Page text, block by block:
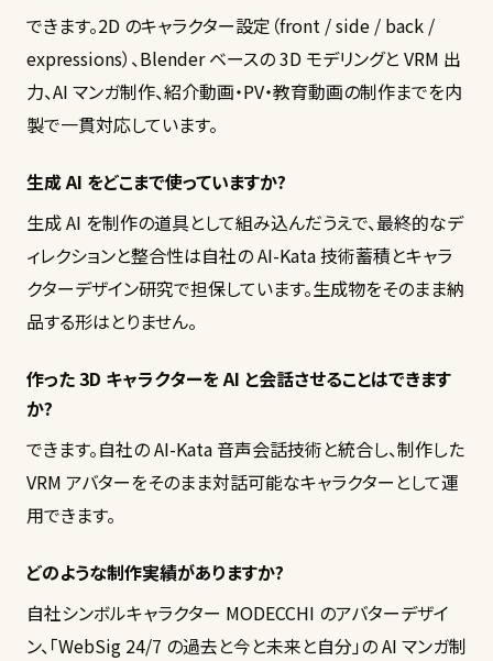
できます。2D のキャラクター設定（front / side / back /
expressions）、Blender ベースの 3D モデリングと VRM 出
力、AI マンガ制作、紹介動画・PV・教育動画の制作までを内
生成 AI をどこまで使っていますか?
生成 AI を制作の道具として組み込んだうえで、最終的なデ
ィレクションと整合性は自社の AI-Kata 技術蓄積とキャラ
クターデザイン研究で担保しています。生成物をそのまま納
作った 3D キャラクターを AI と会話させることはできます
か?
できます。自社の AI-Kata 音声会話技術と統合し、制作した
VRM アバターをそのまま対話可能なキャラクターとして運
どのような制作実績がありますか?
自社シンボルキャラクター MODECCHI のアバターデザイ
ン、「WebSig 24/7 の過去と今と未来と自分」の AI マンガ制